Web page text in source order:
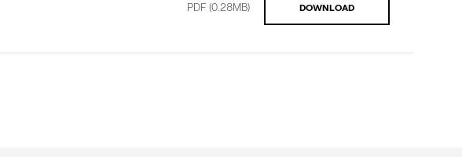
PDF (0.28MB) DOWNLOAD